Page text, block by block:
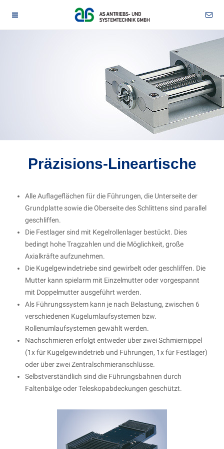
Präzisions-Lineartische
Alle Auflageflächen für die Führungen, die Unterseite der
Grundplatte sowie die Oberseite des Schlittens sind parallel
geschliffen.
Die Festlager sind mit Kegelrollenlager bestückt. Dies
bedingt hohe Tragzahlen und die Möglichkeit, große
Axialkräfte aufzunehmen.
Die Kugelgewindetriebe sind gewirbelt oder geschliffen. Die
Mutter kann spielarm mit Einzelmutter oder vorgespannt
mit Doppelmutter ausgeführt werden.
Als Führungssystem kann je nach Belastung, zwischen 6
verschiedenen Kugelumlaufsystemen bzw.
Rollenumlaufsystemen gewählt werden.
Nachschmieren erfolgt entweder über zwei Schmiernippel
(1x für Kugelgewindetrieb und Führungen, 1x für Festlager)
oder über zwei Zentralschmieranschlüsse.
Selbstverständlich sind die Führungsbahnen durch
Faltenbälge oder Teleskopabdeckungen geschützt.